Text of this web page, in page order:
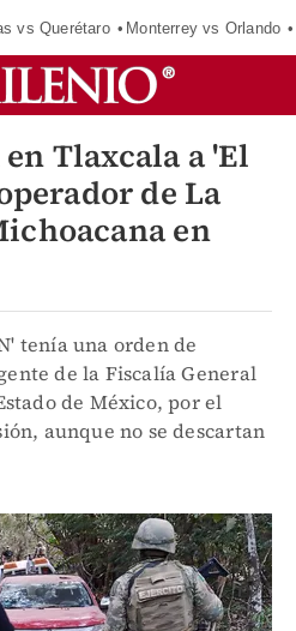
vs Querétaro Monterrey vs Orlando
Tlaxcala a 'El
de La
en
tenía una orden de
de la Fiscalía General
de México, por el
aunque no se descartan